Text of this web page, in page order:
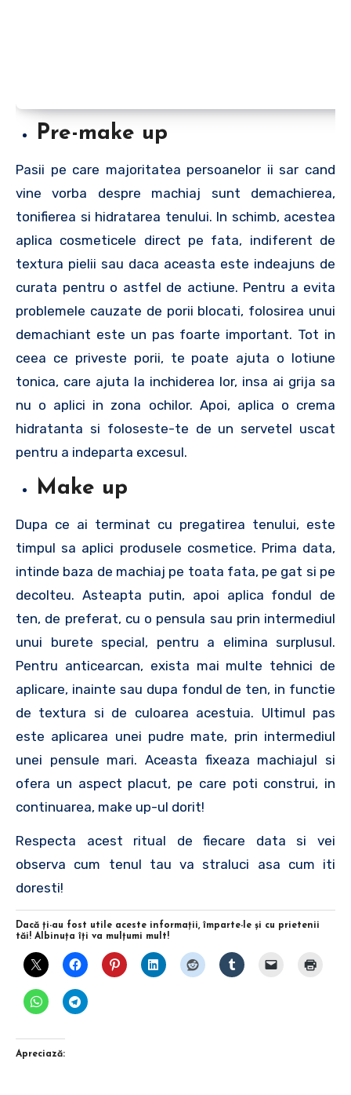
Pre-make up
Pasii pe care majoritatea persoanelor ii sar cand
vine vorba despre machiaj sunt demachierea,
tonifierea si hidratarea tenului. In schimb, acestea
aplica cosmeticele direct pe fata, indiferent de
textura pielii sau daca aceasta este indeajuns de
curata pentru o astfel de actiune. Pentru a evita
problemele cauzate de porii blocati, folosirea unui
demachiant este un pas foarte important. Tot in
ceea ce priveste porii, te poate ajuta o lotiune
tonica, care ajuta la inchiderea lor, insa ai grija sa
nu o aplici in zona ochilor. Apoi, aplica o crema
hidratanta si foloseste-te de un servetel uscat
pentru a indeparta excesul.
Make up
Dupa ce ai terminat cu pregatirea tenului, este
timpul sa aplici produsele cosmetice. Prima data,
intinde baza de machiaj pe toata fata, pe gat si pe
decolteu. Asteapta putin, apoi aplica fondul de
ten, de preferat, cu o pensula sau prin intermediul
unui burete special, pentru a elimina surplusul.
Pentru anticearcan, exista mai multe tehnici de
aplicare, inainte sau dupa fondul de ten, in functie
de textura si de culoarea acestuia. Ultimul pas
este aplicarea unei pudre mate, prin intermediul
unei pensule mari. Aceasta fixeaza machiajul si
ofera un aspect placut, pe care poti construi, in
continuarea, make up-ul dorit!
Respecta acest ritual de fiecare data si vei
observa cum tenul tau va straluci asa cum iti
doresti!
Dacă ţi-au fost utile aceste informaţii, împarte-le şi cu prietenii
tăi! Albinuţa îţi va mulţumi mult!
Apreciază: